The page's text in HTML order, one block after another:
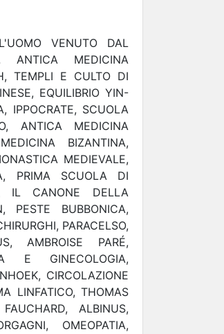
VENUTO DAL
ANTICA MEDICINA
TEMPLI E CULTO DI
EQUILIBRIO YIN-
IPPOCRATE, SCUOLA
ANTICA MEDICINA
BIZANTINA,
MEDIEVALE,
PRIMA SCUOLA DI
IL CANONE DELLA
PESTE BUBBONICA,
PARACELSO,
AMBROISE PARÉ,
E GINECOLOGIA,
CIRCOLAZIONE
LINFATICO, THOMAS
ALBINUS,
OMEOPATIA,